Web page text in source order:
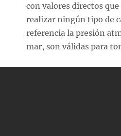
con valores directos
realizar ningún tipo de
referencia la presión
mar, son válidas para